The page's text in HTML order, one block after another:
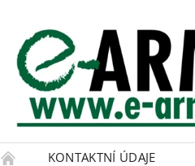
KONTAKTNÍ ÚDAJE